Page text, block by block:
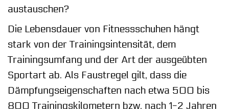
austauschen?
Die Lebensdauer von Fitnessschuhen hängt
stark von der Trainingsintensität, dem
Trainingsumfang und der Art der ausgeübten
Sportart ab. Als Faustregel gilt, dass die
Dämpfungseigenschaften nach etwa 500 bis
800 Trainingskilometern bzw. nach 1-2 Jahren